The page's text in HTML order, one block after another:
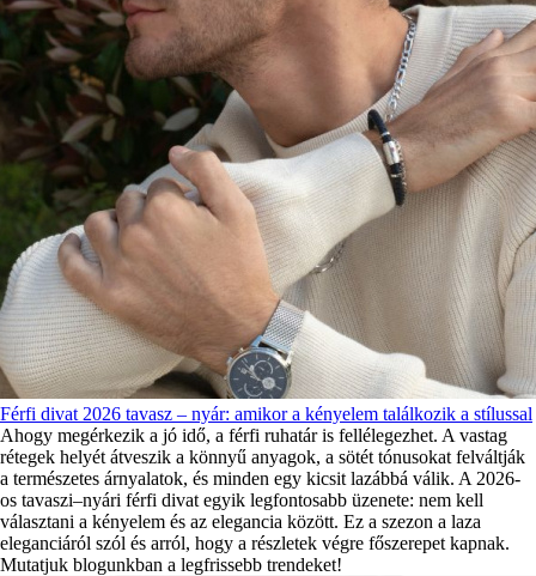
Férfi divat 2026 tavasz – nyár: amikor a kényelem találkozik a stílussal
Ahogy megérkezik a jó idő, a férfi ruhatár is fellélegezhet. A vastag
rétegek helyét átveszik a könnyű anyagok, a sötét tónusokat felváltják
a természetes árnyalatok, és minden egy kicsit lazábbá válik. A 2026-
os tavaszi–nyári férfi divat egyik legfontosabb üzenete: nem kell
választani a kényelem és az elegancia között. Ez a szezon a laza
eleganciáról szól és arról, hogy a részletek végre főszerepet kapnak.
Mutatjuk blogunkban a legfrissebb trendeket!